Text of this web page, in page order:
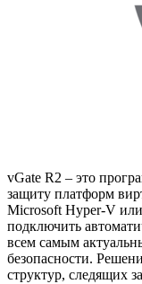
vGate R2 – это
защиту платформ
Microsoft Hyper-V
подключить
всем самым
безопасности.
структур, следящих